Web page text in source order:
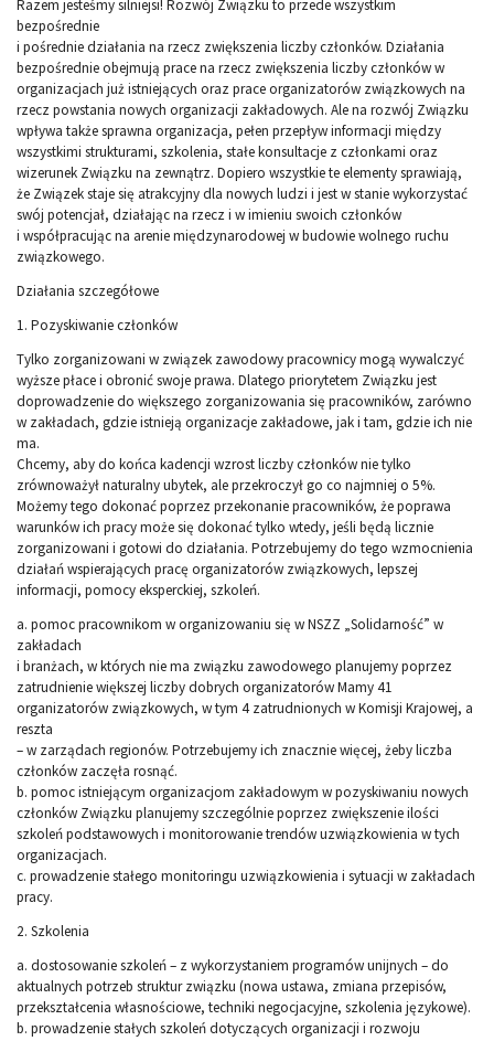
Razem jesteśmy silniejsi! Rozwój Związku to przede wszystkim
bezpośrednie
i pośrednie działania na rzecz zwiększenia liczby członków. Działania
bezpośrednie obejmują prace na rzecz zwiększenia liczby członków w
organizacjach już istniejących oraz prace organizatorów związkowych na
rzecz powstania nowych organizacji zakładowych. Ale na rozwój Związku
wpływa także sprawna organizacja, pełen przepływ informacji między
wszystkimi strukturami, szkolenia, stałe konsultacje z członkami oraz
wizerunek Związku na zewnątrz. Dopiero wszystkie te elementy sprawiają,
że Związek staje się atrakcyjny dla nowych ludzi i jest w stanie wykorzystać
swój potencjał, działając na rzecz i w imieniu swoich członków
i współpracując na arenie międzynarodowej w budowie wolnego ruchu
związkowego.
Działania szczegółowe
1. Pozyskiwanie członków
Tylko zorganizowani w związek zawodowy pracownicy mogą wywalczyć
wyższe płace i obronić swoje prawa. Dlatego priorytetem Związku jest
doprowadzenie do większego zorganizowania się pracowników, zarówno
w zakładach, gdzie istnieją organizacje zakładowe, jak i tam, gdzie ich nie
ma.
Chcemy, aby do końca kadencji wzrost liczby członków nie tylko
zrównoważył naturalny ubytek, ale przekroczył go co najmniej o 5%.
Możemy tego dokonać poprzez przekonanie pracowników, że poprawa
warunków ich pracy może się dokonać tylko wtedy, jeśli będą licznie
zorganizowani i gotowi do działania. Potrzebujemy do tego wzmocnienia
działań wspierających pracę organizatorów związkowych, lepszej
informacji, pomocy eksperckiej, szkoleń.
a. pomoc pracownikom w organizowaniu się w NSZZ „Solidarność” w
zakładach
i branżach, w których nie ma związku zawodowego planujemy poprzez
zatrudnienie większej liczby dobrych organizatorów Mamy 41
organizatorów związkowych, w tym 4 zatrudnionych w Komisji Krajowej, a
reszta
– w zarządach regionów. Potrzebujemy ich znacznie więcej, żeby liczba
członków zaczęła rosnąć.
b. pomoc istniejącym organizacjom zakładowym w pozyskiwaniu nowych
członków Związku planujemy szczególnie poprzez zwiększenie ilości
szkoleń podstawowych i monitorowanie trendów uzwiązkowienia w tych
organizacjach.
c. prowadzenie stałego monitoringu uzwiązkowienia i sytuacji w zakładach
pracy.
2. Szkolenia
a. dostosowanie szkoleń – z wykorzystaniem programów unijnych – do
aktualnych potrzeb struktur związku (nowa ustawa, zmiana przepisów,
przekształcenia własnościowe, techniki negocjacyjne, szkolenia językowe).
b. prowadzenie stałych szkoleń dotyczących organizacji i rozwoju